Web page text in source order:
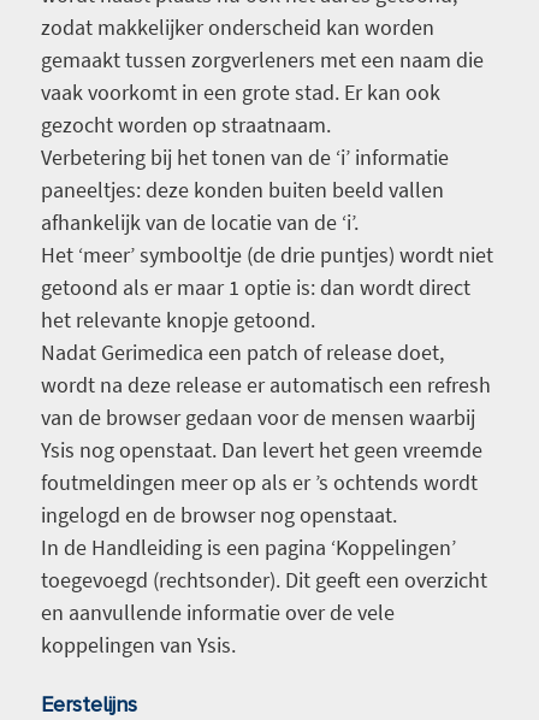
zodat makkelijker onderscheid kan worden
gemaakt tussen zorgverleners met een naam die
vaak voorkomt in een grote stad. Er kan ook
gezocht worden op straatnaam.
Verbetering bij het tonen van de ‘i’ informatie
paneeltjes: deze konden buiten beeld vallen
afhankelijk van de locatie van de ‘i’.
Het ‘meer’ symbooltje (de drie puntjes) wordt niet
getoond als er maar 1 optie is: dan wordt direct
het relevante knopje getoond.
Nadat Gerimedica een patch of release doet,
wordt na deze release er automatisch een refresh
van de browser gedaan voor de mensen waarbij
Ysis nog openstaat. Dan levert het geen vreemde
foutmeldingen meer op als er ’s ochtends wordt
ingelogd en de browser nog openstaat.
In de Handleiding is een pagina ‘Koppelingen’
toegevoegd (rechtsonder). Dit geeft een overzicht
en aanvullende informatie over de vele
koppelingen van Ysis.
Eerstelijns